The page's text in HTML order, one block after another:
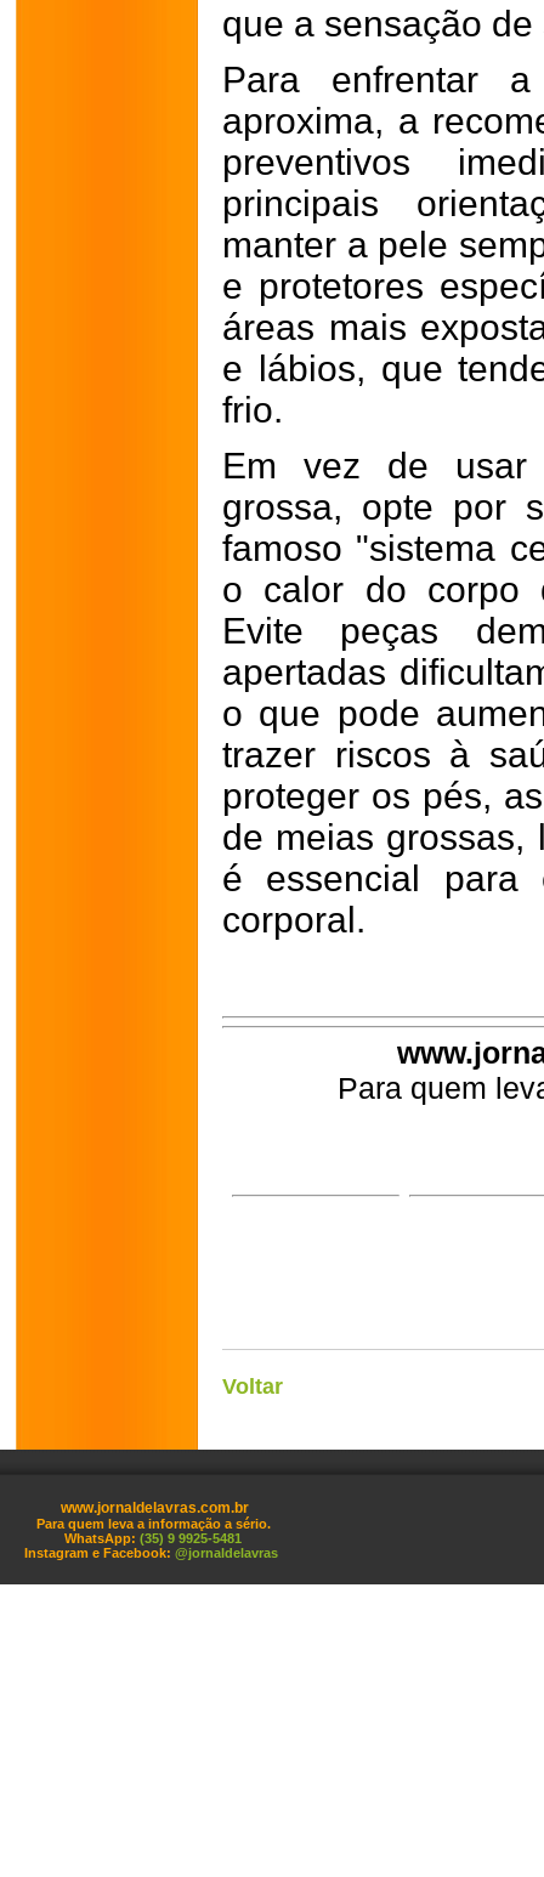
que a sensação
Para enfrentar
aproxima, a
preventivos
principais
manter a pele
e protetores
áreas mais
e lábios, que
frio.
Em vez de usar
grossa, opte por
famoso "sistema
o calor do corpo
Evite peças
apertadas
o que pode
trazer riscos à
proteger os pés,
de meias grossas,
é essencial
corporal.
Para quem
Voltar
www.jornaldelavras.com.br
Para quem leva a informação a sério.
WhatsApp: (35) 9 9925-5481
Instagram e Facebook: @jornaldelavras